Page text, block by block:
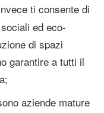
ti consente di
ed eco-
di spazi
garantire a tutti il
aziende mature